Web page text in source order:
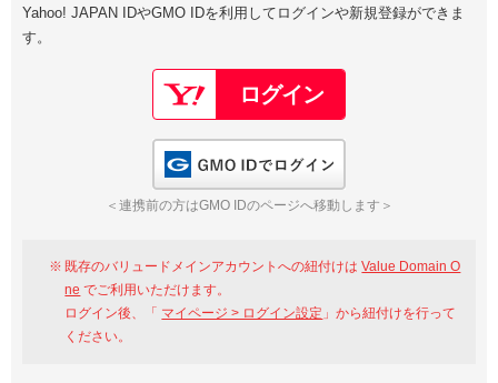
Google
GMO ID Amazon
※AmazonはValue Domain Oneのログイン画面へ遷移します
Value Domain Oneアカウント作成
以下でも登録可能
Google Yahoo!
GMO ID
Yahoo! JAPAN IDやGMO IDを利用してログインや新規登録ができま
す。
＜連携前の方はGMO IDのページへ移動します＞
既存のバリュードメインアカウントへの紐付けはValue Domain O
ne でご利用いただけます。
ログイン後、「 マイページ > ログイン設定 」から紐付けを行って
ください。